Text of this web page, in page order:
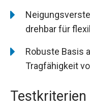
drehbar für
Robuste Basis
Tragfähigkeit
Testkriterien